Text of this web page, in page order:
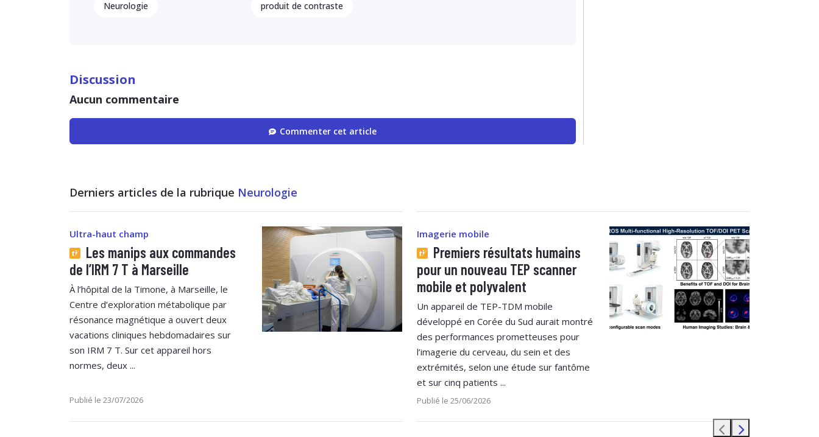
Neurologie produit de contraste
Discussion
Aucun commentaire
Commenter cet article
Derniers articles de la rubrique Neurologie
Ultra-haut champ
Les manips aux commandes
de l’IRM 7 T à Marseille
À l’hôpital de la Timone, à Marseille, le
Centre d’exploration métabolique par
résonance magnétique a ouvert deux
vacations cliniques hebdomadaires sur
son IRM 7 T. Sur cet appareil hors
normes, deux ...
Publié le 23/07/2026
Imagerie mobile
Premiers résultats humains
pour un nouveau TEP scanner
mobile et polyvalent
Un appareil de TEP-TDM mobile
développé en Corée du Sud aurait montré
des performances prometteuses pour
l’imagerie du cerveau, du sein et des
extrémités, selon une étude sur fantôme
et sur cinq patients ...
Publié le 25/06/2026